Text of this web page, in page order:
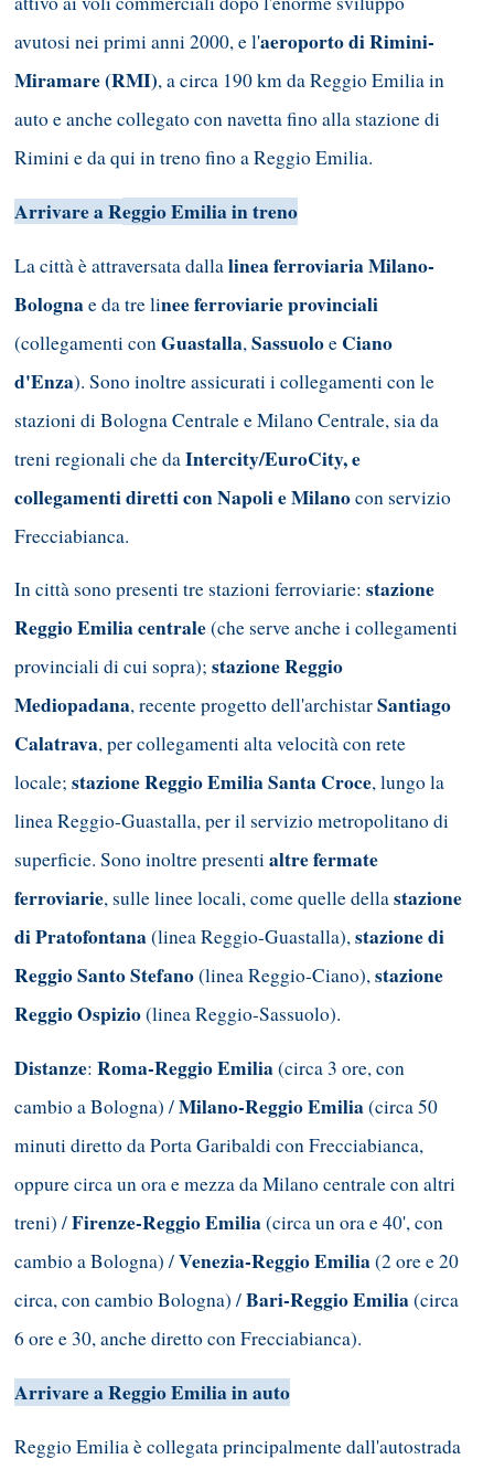
avutosi nei primi anni 2000, e l'aeroporto di Rimini-
Miramare (RMI), a circa 190 km da Reggio Emilia in
auto e anche collegato con navetta fino alla stazione di
Rimini e da qui in treno fino a Reggio Emilia.
Arrivare a Reggio Emilia in treno
La città è attraversata dallalinea ferroviaria Milano-
Bolognae da tre linee ferroviarie provinciali
(collegamenti con Guastalla, Sassuoloe Ciano
d'Enza). Sono inoltre assicurati i collegamenti con le
stazioni di Bologna Centrale e Milano Centrale, sia da
treni regionali che daIntercity/EuroCity, e
collegamenti diretti con Napoli e Milanocon servizio
Frecciabianca.
In città sono presenti tre stazioni ferroviarie: stazione
Reggio Emilia centrale(che serve anche i collegamenti
provinciali di cui sopra); stazione Reggio
Mediopadana, recente progetto dell'archistarSantiago
Calatrava, per collegamenti alta velocità con rete
locale; stazione Reggio Emilia Santa Croce, lungo la
linea Reggio-Guastalla, per il servizio metropolitano di
superficie. Sono inoltre presentialtre fermate
ferroviarie, sulle linee locali, come quelle dellastazione
di Pratofontana(linea Reggio-Guastalla),stazione di
Reggio Santo Stefano(linea Reggio-Ciano),stazione
Reggio Ospizio(linea Reggio-Sassuolo).
Distanze: Roma-Reggio Emilia(circa 3 ore, con
cambio a Bologna) /Milano-Reggio Emilia(circa 50
minuti diretto da Porta Garibaldi con Frecciabianca,
oppure circa un ora e mezza da Milano centrale con altri
treni) /Firenze-Reggio Emilia(circa un ora e 40', con
cambio a Bologna) /Venezia-Reggio Emilia(2 ore e 20
circa, con cambio Bologna) /Bari-Reggio Emilia(circa
6 ore e 30, anche diretto con Frecciabianca).
Arrivare a Reggio Emilia in auto
Reggio Emilia è collegata principalmente dall'autostrada